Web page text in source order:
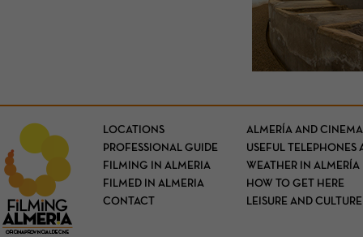
LOCATIONS
PROFESSIONAL GUIDE
FILMING IN ALMERIA
FILMED IN ALMERIA
CONTACT
ALMERÍA AND CINEMA
USEFUL TELEPHONES
WEATHER IN ALMERÍA
HOW TO GET HERE
LEISURE AND CULTURE